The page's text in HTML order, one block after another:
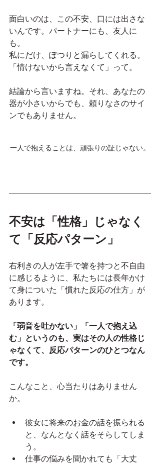
面白いのは、この不安、口には出さな
いんです。パートナーにも、友人に
も。
私にだけ、ぽつりと漏らしてくれる。
「情けないから言えなくて」って。
結論から言いますね。それ、あなたの
器が小さいからでも、頼りなさのサイ
ンでもありません。
一人で抱えることは、頑張りの証じゃない。
不安は「性格」じゃなく
て「反応パターン」
右利きの人が左手で箸を持つと不自由
に感じるように、私たちには長年かけ
て身についた「慣れた反応の仕方」が
あります。
「弱音を吐かない」「一人で抱え込
む」というのも、実はその人の性格じ
ゃなくて、反応パターンのひとつなん
です。
こんなこと、心当たりはありません
か。
彼女に将来のお金の話を振られる
と、なんとなく話をそらしてしま
う。
仕事の悩みを聞かれても「大丈